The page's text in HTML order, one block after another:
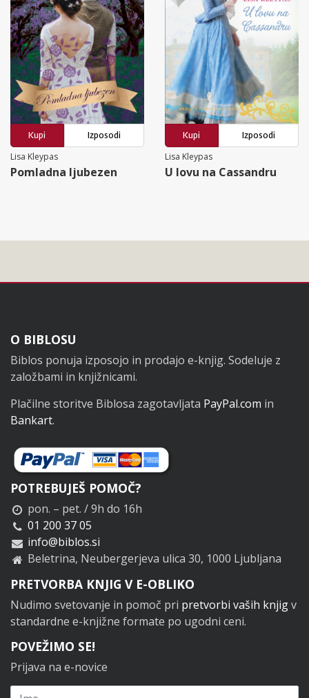
Kupi
Izposodi
Lisa Kleypas
Pomladna ljubezen
Kupi
Izposodi
Lisa Kleypas
U lovu na Cassandru
Noga
O BIBLOSU
Biblos ponuja izposojo in prodajo e-knjig. Sodeluje z
založbami in knjižnicami.
Plačilne storitve Biblosa zagotavljata PayPal.com in
Bankart.
POTREBUJEŠ POMOČ?
pon. – pet. / 9h do 16h
01 200 37 05
info@biblos.si
Beletrina, Neubergerjeva ulica 30, 1000 Ljubljana
PRETVORBA KNJIG V E-OBLIKO
Nudimo svetovanje in pomoč pri pretvorbi vaših knjigv
standardne e-knjižne formate po ugodni ceni.
POVEŽIMO SE!
Prijava na e-novice